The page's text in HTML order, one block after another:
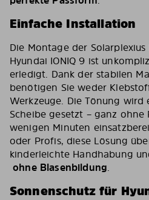
Einfache Installation
Die Montage der
Hyundai IONIQ 9 ist
erledigt. Dank der stabilen
benötigen Sie weder
Werkzeuge. Die Tönung
Scheibe gesetzt – ganz ohne
wenigen Minuten
oder Profis, diese Lösung
kinderleichte Handhabung
ohne Blasenbildung.
Sonnenschutz für